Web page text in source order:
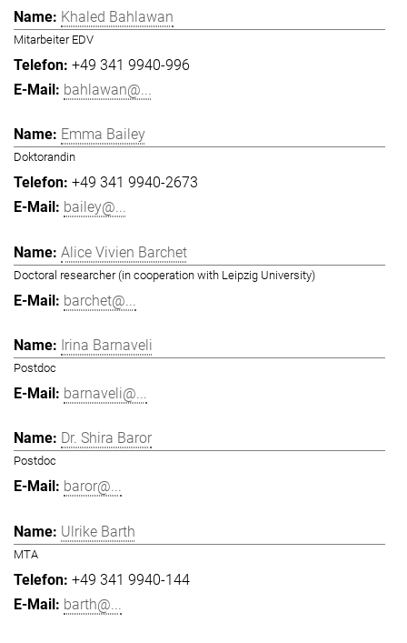
Khaled Bahlawan
Mitarbeiter EDV
+49 341 9940-996
bahlawan@...
Emma Bailey
Doktorandin
+49 341 9940-2673
bailey@...
Alice Vivien Barchet
Doctoral researcher (in cooperation with Leipzig University)
barchet@...
Irina Barnaveli
Postdoc
barnaveli@...
Dr. Shira Baror
Postdoc
baror@...
Ulrike Barth
MTA
+49 341 9940-144
barth@...